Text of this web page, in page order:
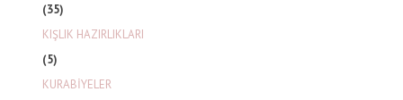
(35)
KIŞLIK HAZIRLIKLARI
(5)
KURABİYELER